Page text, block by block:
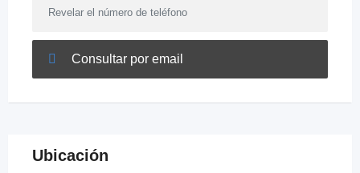
Revelar el número de teléfono
Consultar por email
Ubicación